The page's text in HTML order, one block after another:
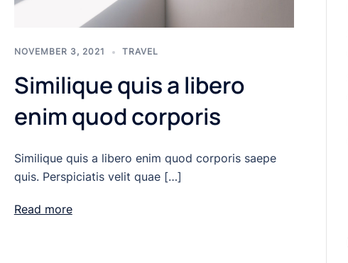
NOVEMBER 3, 2021 TRAVEL
Similique quis a libero
enim quod corporis
Similique quis a libero enim quod corporis saepe
quis. Perspiciatis velit quae […]
Read more